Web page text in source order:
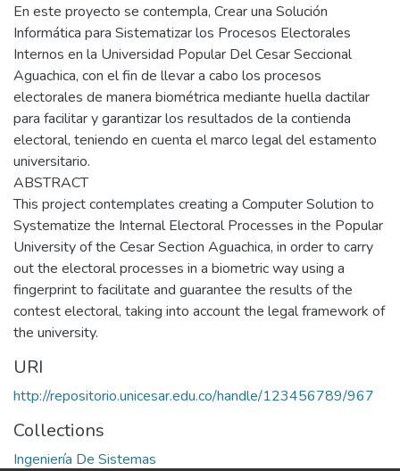
En este proyecto se contempla, Crear una Solución
Informática para Sistematizar los Procesos Electorales
Internos en la Universidad Popular Del Cesar Seccional
Aguachica, con el fin de llevar a cabo los procesos
electorales de manera biométrica mediante huella dactilar
para facilitar y garantizar los resultados de la contienda
electoral, teniendo en cuenta el marco legal del estamento
universitario.
ABSTRACT
This project contemplates creating a Computer Solution to
Systematize the Internal Electoral Processes in the Popular
University of the Cesar Section Aguachica, in order to carry
out the electoral processes in a biometric way using a
fingerprint to facilitate and guarantee the results of the
contest electoral, taking into account the legal framework of
the university.
URI
http://repositorio.unicesar.edu.co/handle/123456789/967
Collections
Ingeniería De Sistemas